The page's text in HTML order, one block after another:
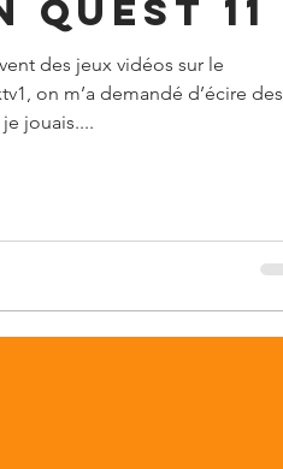
Quest 11
des jeux vidéos sur le
on m’a demandé d’écire des
jouais....